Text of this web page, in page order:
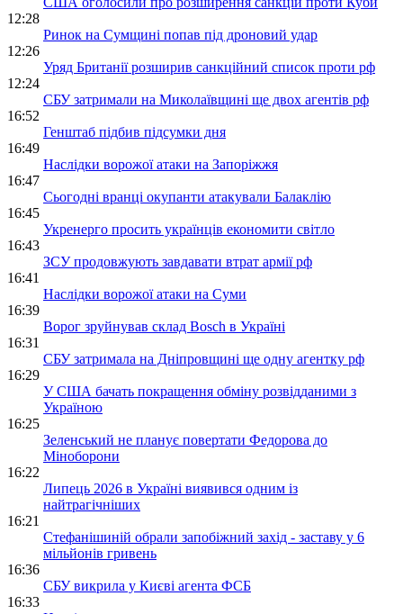
12:28
Ринок на Сумщині попав під дроновий удар
12:26
Уряд Британії розширив санкційний список проти рф
12:24
СБУ затримали на Миколаївщині ще двох агентів рф
16:52
Генштаб підбив підсумки дня
16:49
Наслідки ворожої атаки на Запоріжжя
16:47
Сьогодні вранці окупанти атакували Балаклію
16:45
Укренерго просить українців економити світло
16:43
ЗСУ продовжують завдавати втрат армії рф
16:41
Наслідки ворожої атаки на Суми
16:39
Ворог зруйнував склад Bosch в Україні
16:31
СБУ затримала на Дніпровщині ще одну агентку рф
16:29
У США бачать покращення обміну розвідданими з
Україною
16:25
Зеленський не планує повертати Федорова до
Міноборони
16:22
Липець 2026 в Україні виявився одним із
найтрагічніших
16:21
Стефанішиній обрали запобіжний захід - заставу у 6
мільйонів гривень
16:36
СБУ викрила у Києві агента ФСБ
16:33